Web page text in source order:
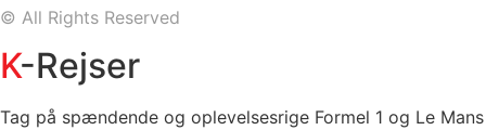
© All Rights Reserved
K-Rejser
Tag på spændende og oplevelsesrige Formel 1 og Le Mans